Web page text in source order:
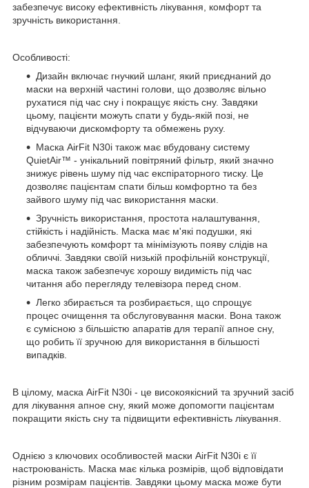
забезпечує високу ефективність лікування, комфорт та
зручність використання.
Особливості:
Дизайн включає гнучкий шланг, який приєднаний до
маски на верхній частині голови, що дозволяє вільно
рухатися під час сну і покращує якість сну. Завдяки
цьому, пацієнти можуть спати у будь-якій позі, не
відчуваючи дискомфорту та обмежень руху.
Маска AirFit N30i також має вбудовану систему
QuietAir™ - унікальний повітряний фільтр, який значно
знижує рівень шуму під час експіраторного тиску. Це
дозволяє пацієнтам спати більш комфортно та без
зайвого шуму під час використання маски.
Зручність використання, простота налаштування,
стійкість і надійність. Маска має м'які подушки, які
забезпечують комфорт та мінімізують появу слідів на
обличчі. Завдяки своїй низькій профільній конструкції,
маска також забезпечує хорошу видимість під час
читання або перегляду телевізора перед сном.
Легко збирається та розбирається, що спрощує
процес очищення та обслуговування маски. Вона також
є сумісною з більшістю апаратів для терапії апное сну,
що робить її зручною для використання в більшості
випадків.
В цілому, маска AirFit N30i - це високоякісний та зручний засіб
для лікування апное сну, який може допомогти пацієнтам
покращити якість сну та підвищити ефективність лікування.
Однією з ключових особливостей маски AirFit N30i є її
настроюваність. Маска має кілька розмірів, щоб відповідати
різним розмірам пацієнтів. Завдяки цьому маска може бути